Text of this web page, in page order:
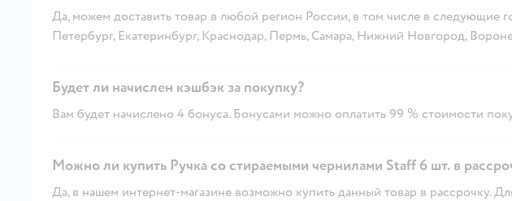
Да, можем доставить товар в любой регион России, в том числе в следующие
Петербург, Екатеринбург, Краснодар, Пермь, Самара, Нижний Новгород,
Будет ли начислен кэшбэк за покупку?
Вам будет начислено 4 бонуса. Бонусами можно оплатить 99 % стоимости
Можно ли купить Ручка со стираемыми чернилами Staff 6 шт. в
Да, в нашем интернет-магазине возможно купить данный товар в рассрочку.